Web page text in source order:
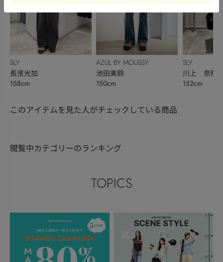
SLY
長濱光加
158cm
AZUL BY MOUSSY
池田美鈴
150cm
SLY
川上 奈那
152cm
このアイテムを見た人がチェックしている商品
閲覧中カテゴリーのランキング
TOPICS